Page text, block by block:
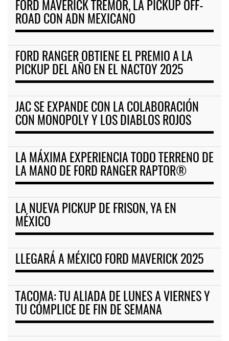
FORD MAVERICK TREMOR, LA PICKUP OFF-
ROAD CON ADN MEXICANO
FORD RANGER OBTIENE EL PREMIO A LA
PICKUP DEL AÑO EN EL NACTOY 2025
JAC SE EXPANDE CON LA COLABORACIÓN
CON MONOPOLY Y LOS DIABLOS ROJOS
LA MÁXIMA EXPERIENCIA TODO TERRENO DE
LA MANO DE FORD RANGER RAPTOR®
LA NUEVA PICKUP DE FRISON, YA EN
MÉXICO
LLEGARÁ A MÉXICO FORD MAVERICK 2025
TACOMA: TU ALIADA DE LUNES A VIERNES Y
TU CÓMPLICE DE FIN DE SEMANA